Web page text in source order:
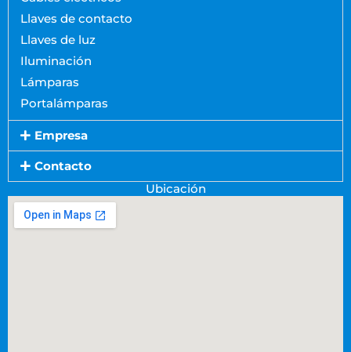
Llaves de contacto
Llaves de luz
Iluminación
Lámparas
Portalámparas
Empresa
Contacto
Ubicación